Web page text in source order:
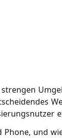
Phone, und